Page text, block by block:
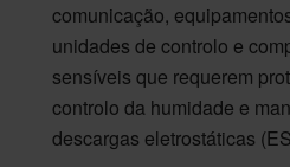
comunicação,
unidades de controlo e
sensíveis que requerem
controlo da humidade e
descargas eletrostáticas